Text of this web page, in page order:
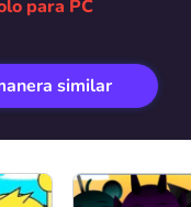
para PC
similar